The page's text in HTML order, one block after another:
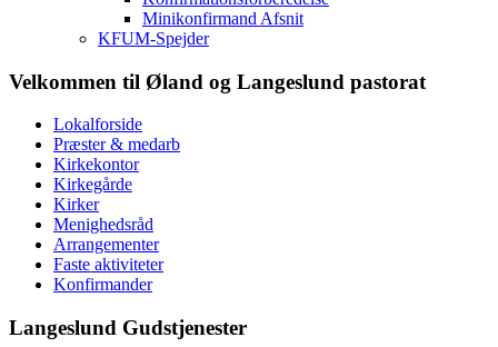
Minikonfirmand Afsnit
KFUM-Spejder
Velkommen til Øland og Langeslund pastorat
Lokalforside
Præster & medarb
Kirkekontor
Kirkegårde
Kirker
Menighedsråd
Arrangementer
Faste aktiviteter
Konfirmander
Langeslund Gudstjenester